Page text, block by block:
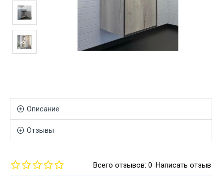
Описание
Отзывы
Всего отзывов: 0 Написать отзыв